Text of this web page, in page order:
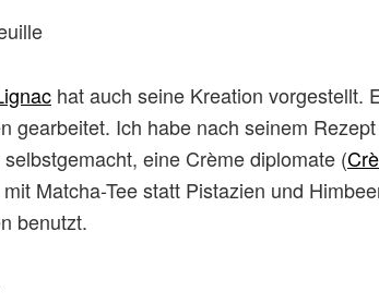
hat auch seine Kreation vorgestellt.
gearbeitet. Ich habe nach seinem
selbstgemacht, eine Crème diplomate (
Matcha-Tee statt Pistazien und
benutzt.